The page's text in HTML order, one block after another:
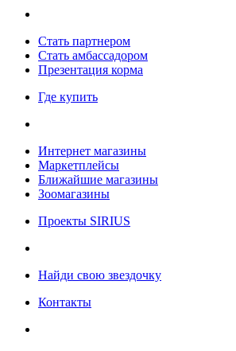
Стать партнером
Стать амбассадором
Презентация корма
Где купить
Интернет магазины
Маркетплейсы
Ближайшие магазины
Зоомагазины
Проекты SIRIUS
Найди свою звездочку
Контакты